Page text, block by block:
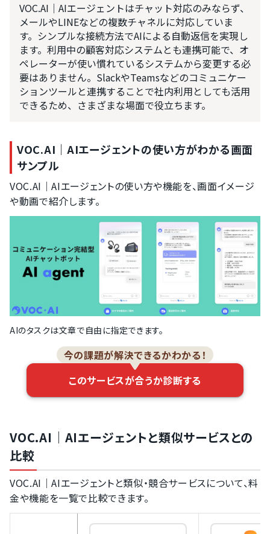
VOC.AI｜AIエージェントはチャット対応のみならず、
メールやLINEなどの複数チャネルに対応していま
す。シンプルな接続方法でAIによる自動返信を実現し
ます。利用中の顧客対応システムとも連携可能で、オ
ペレーターが使い慣れているシステムから変更する必
要はありません。SlackやTeamsなどのコミュニケー
ションツールと連携することで社内利用としても活用
できるため、さまざまな場面で役立ちます。
VOC.AI｜AIエージェントの使い方がわかる画面
サンプル
VOC.AI｜AIエージェントの使い方や機能を、画面イメージ
や動画で紹介します。
AIのタスクは文章で自由に指定できます。
今の課題が解決できるかわかる！
このサービスが合うか診断する
VOC.AI｜AIエージェントと類似サービスとの
比較
VOC.AI｜AIエージェントと類似・競合サービスについて、料
金や機能を一覧で比較できます。